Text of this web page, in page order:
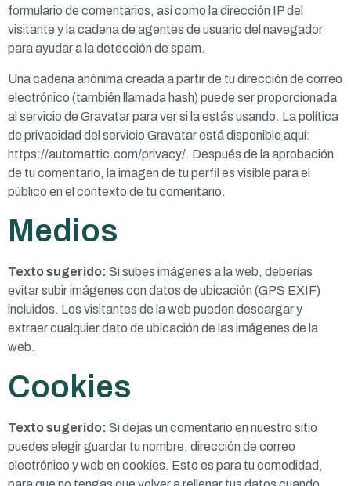
formulario de comentarios, así como la dirección IP del
visitante y la cadena de agentes de usuario del navegador
para ayudar a la detección de spam.
Una cadena anónima creada a partir de tu dirección de correo
electrónico (también llamada hash) puede ser proporcionada
al servicio de Gravatar para ver si la estás usando. La política
de privacidad del servicio Gravatar está disponible aquí:
https://automattic.com/privacy/. Después de la aprobación
de tu comentario, la imagen de tu perfil es visible para el
público en el contexto de tu comentario.
Medios
Texto sugerido: Si subes imágenes a la web, deberías
evitar subir imágenes con datos de ubicación (GPS EXIF)
incluidos. Los visitantes de la web pueden descargar y
extraer cualquier dato de ubicación de las imágenes de la
web.
Cookies
Texto sugerido: Si dejas un comentario en nuestro sitio
puedes elegir guardar tu nombre, dirección de correo
electrónico y web en cookies. Esto es para tu comodidad,